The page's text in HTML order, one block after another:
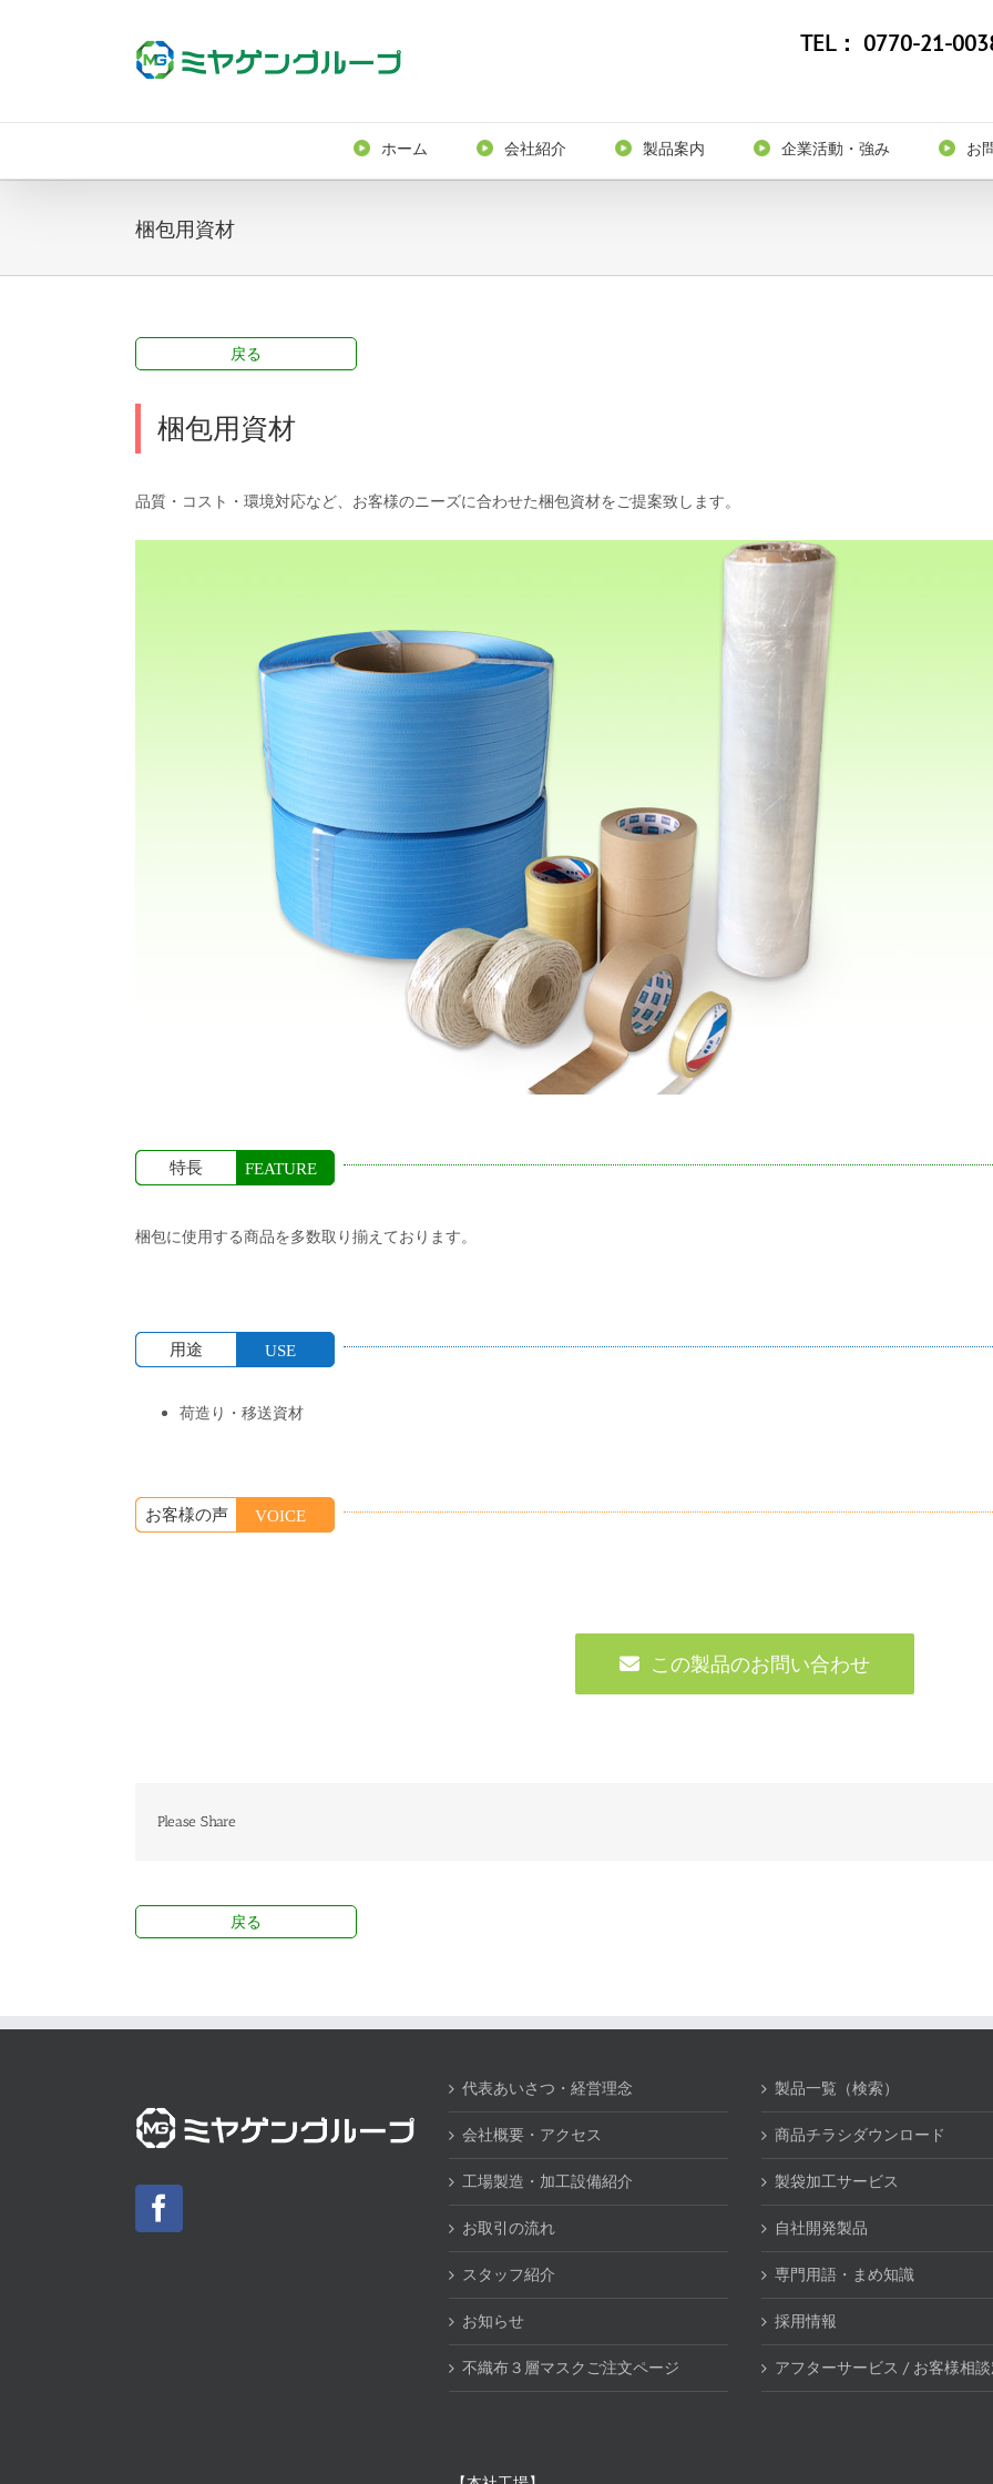
TEL： 0770-21-
ホーム 会社紹介 製品案内 企業活動・強み お
梱包用資材
戻る
梱包用資材
品質・コスト・環境対応など、お客様のニーズに合わせた梱包資材をご提案致します。
特長 FEATURE
梱包に使用する商品を多数取り揃えております。
用途 USE
荷造り・移送資材
お客様の声 VOICE
この製品のお問い合わせ
Please Share
戻る
代表あいさつ・経営理念
会社概要・アクセス
工場製造・加工設備紹介
お取引の流れ
スタッフ紹介
お知らせ
不織布３層マスクご注文ページ
製品一覧（検索）
商品チラシダウンロード
製袋加工サービス
自社開発製品
専門用語・まめ知識
採用情報
アフターサービス / お客様相談